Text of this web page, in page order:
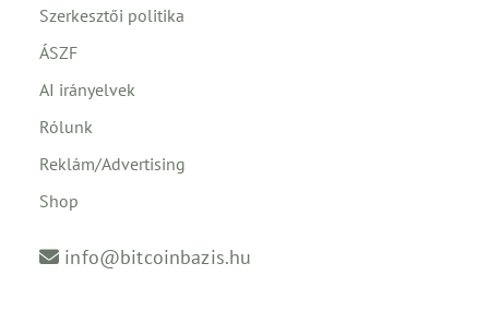
Szerkesztői politika
ÁSZF
AI irányelvek
Rólunk
Reklám/Advertising
Shop
info@bitcoinbazis.hu